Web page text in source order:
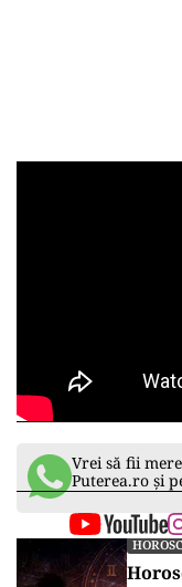
Vrei să fii
Puterea.ro și